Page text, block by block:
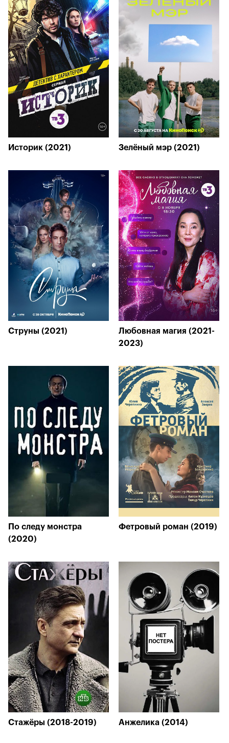
Историк (2021) Зелёный мэр (2021)
Струны (2021)
Любовная магия (2021-
2023)
По следу монстра
(2020)
Фетровый роман (2019)
Стажёры (2018-2019) Анжелика (2014)